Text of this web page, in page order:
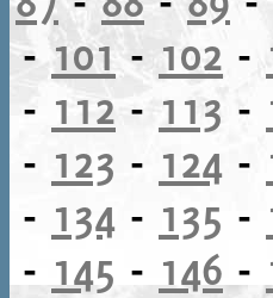
-101- 102 -
- 112 - 113 -
- 123 - 124 -
- 134 - 135 -
- 145 - 146 -